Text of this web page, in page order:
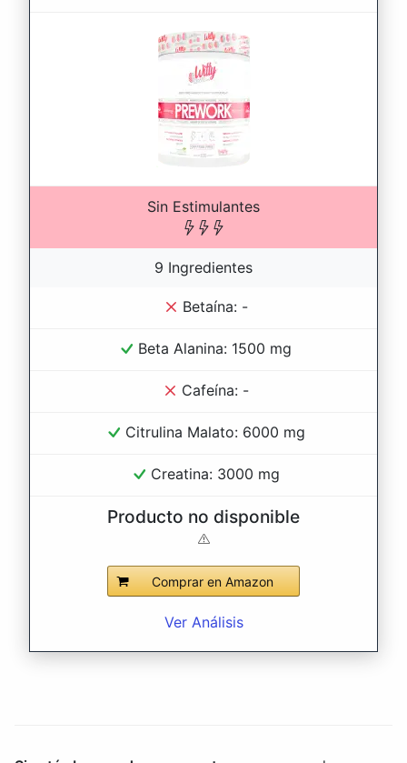
Sin Estimulantes
9 Ingredientes
Betaína: -
Beta Alanina: 1500 mg
Cafeína: -
Citrulina Malato: 6000 mg
Creatina: 3000 mg
Producto no disponible
Comprar en Amazon
Ver Análisis